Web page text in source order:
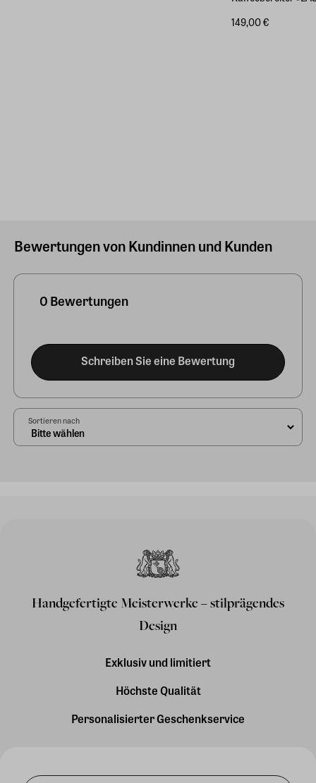
149,00 €
Bewertungen von Kundinnen und Kunden
0 Bewertungen
Schreiben Sie eine Bewertung
Sortieren nach
Handgefertigte Meisterwerke – stilprägendes
Design
Exklusiv und limitiert
Höchste Qualität
Personalisierter Geschenkservice